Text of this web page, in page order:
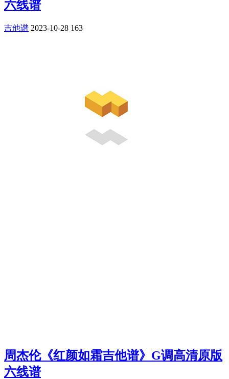
六线谱
吉他谱 2023-10-28 163
周杰伦《红颜如霜吉他谱》G调高清原版
六线谱